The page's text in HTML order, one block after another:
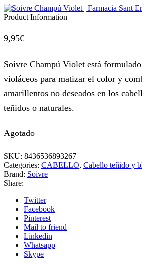
Product Information
9,95€
Soivre Champú Violet está
violáceos para matizar el color y
amarillentos no deseados en los
teñidos o naturales.
Agotado
SKU: 8436536893267
Categories: CABELLO, Cabello teñido y
Brand: Soivre
Share:
Twitter
Facebook
Pinterest
Mail to friend
Linkedin
Whatsapp
Skype